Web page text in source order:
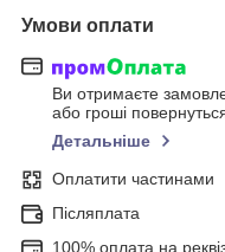
Умови оплати
Ви отримаєте
або гроші
Детальніше
Оплатити частинами
Післяплата
100% оплата на